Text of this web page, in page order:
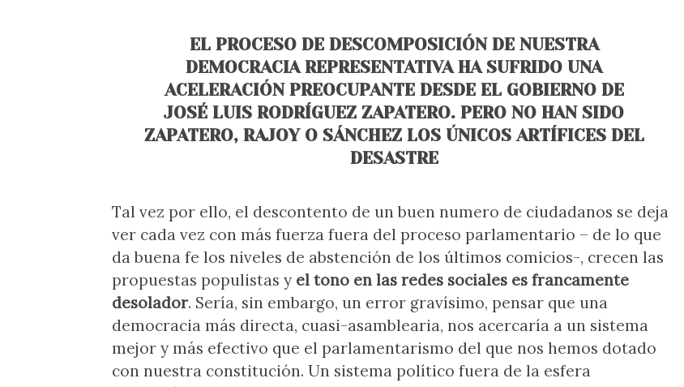
EL PROCESO DE DESCOMPOSICIÓN DE NUESTRA
DEMOCRACIA REPRESENTATIVA HA SUFRIDO UNA
ACELERACIÓN PREOCUPANTE DESDE EL GOBIERNO DE
JOSÉ LUIS RODRÍGUEZ ZAPATERO. PERO NO HAN SIDO
ZAPATERO, RAJOY O SÁNCHEZ LOS ÚNICOS ARTÍFICES DEL
DESASTRE
Tal vez por ello, el descontento de un buen numero de ciudadanos se deja
ver cada vez con más fuerza fuera del proceso parlamentario – de lo que
da buena fe los niveles de abstención de los últimos comicios-, crecen las
propuestas populistas y el tono en las redes sociales es francamente
desolador. Sería, sin embargo, un error gravísimo, pensar que una
democracia más directa, cuasi-asamblearia, nos acercaría a un sistema
mejor y más efectivo que el parlamentarismo del que nos hemos dotado
con nuestra constitución. Un sistema político fuera de la esfera